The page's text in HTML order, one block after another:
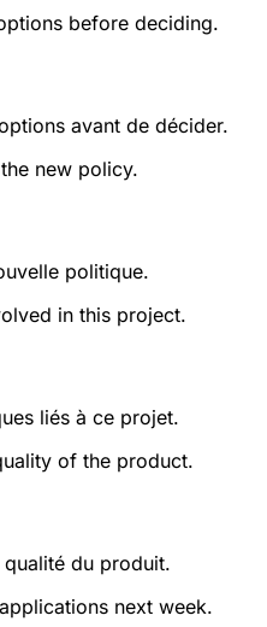
before deciding.
avant de décider.
new policy.
politique.
in this project.
liés à ce projet.
of the product.
du produit.
next week.